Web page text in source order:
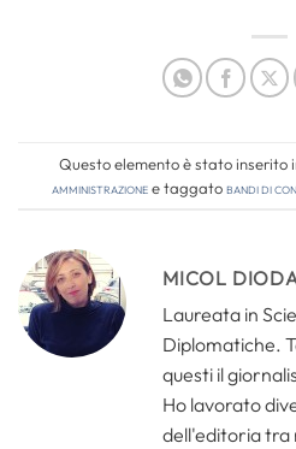
Questo elemento è stato inserito
amministrazionee taggatobandi di
MICOL
Laureata in
Diplomatiche.
questi il
Ho lavorato
dell'editoria tra